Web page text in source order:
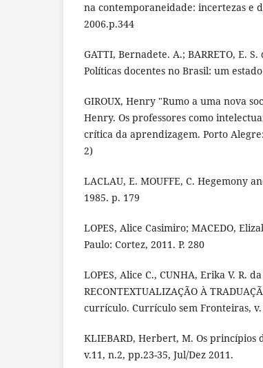
na contemporaneidade: incertezas e
2006.p.344
GATTI, Bernadete. A.; BARRETO, E.
Políticas docentes no Brasil: um
GIROUX, Henry "Rumo a uma nova
Henry. Os professores como
crítica da aprendizagem. Porto
2)
LACLAU, E. MOUFFE, C. Hegemony
1985. p. 179
LOPES, Alice Casimiro; MACEDO,
Paulo: Cortez, 2011. P. 280
LOPES, Alice C., CUNHA, Erika V. R.
RECONTEXTUALIZAÇÃO À
currículo. Currículo sem Fronteiras, v.
KLIEBARD, Herbert, M. Os
v.11, n.2, pp.23-35, Jul/Dez 2011.